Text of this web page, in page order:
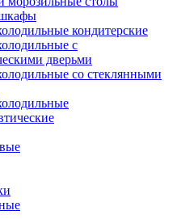
кондитерские
с
дверьми
со стеклянными